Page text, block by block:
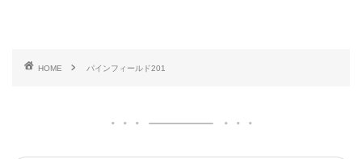
HOME パインフィールド201